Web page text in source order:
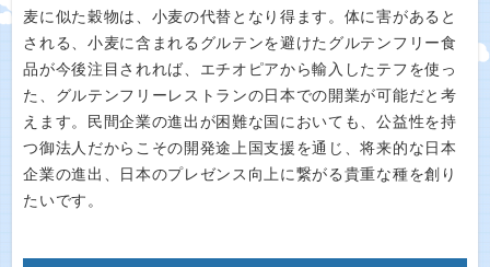
麦に似た穀物は、小麦の代替となり得ます。体に害があると
される、小麦に含まれるグルテンを避けたグルテンフリー食
品が今後注目されれば、エチオピアから輸入したテフを使っ
た、グルテンフリーレストランの日本での開業が可能だと考
えます。民間企業の進出が困難な国においても、公益性を持
つ御法人だからこその開発途上国支援を通じ、将来的な日本
企業の進出、日本のプレゼンス向上に繋がる貴重な種を創り
たいです。